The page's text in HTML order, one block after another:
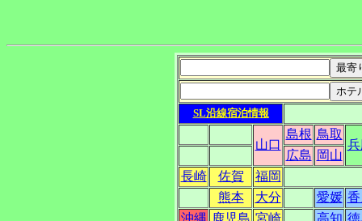
SL沿線宿泊情報
山口
島根 鳥取
広島 岡山
長崎
佐賀
福岡
熊本
大分 愛媛
沖縄 鹿児島 宮崎 高知